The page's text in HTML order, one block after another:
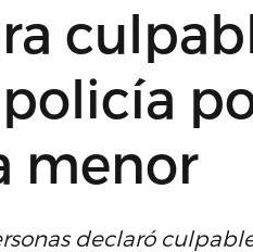
menor
declaró